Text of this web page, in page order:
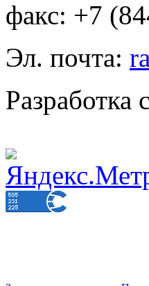
факс: +7
Эл. почта: